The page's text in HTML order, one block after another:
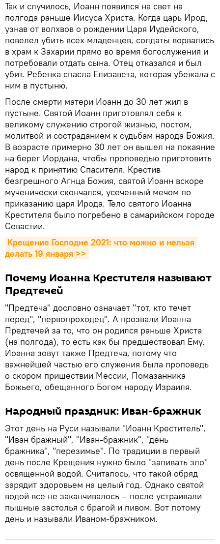
Так и случилось, Иоанн появился на свет на
полгода раньше Иисуса Христа. Когда царь Ирод,
узнав от волхвов о рождении Царя Иудейского,
повелел убить всех младенцев, солдаты ворвались
в храм к Захарии прямо во время богослужения и
потребовали отдать сына. Отец отказался и был
убит. Ребенка спасла Елизавета, которая убежала с
ним в пустыню.
После смерти матери Иоанн до 30 лет жил в
пустыне. Святой Иоанн приготовлял себя к
великому служению строгой жизнью, постом,
молитвой и состраданием к судьбам народа Божия.
В возрасте примерно 30 лет он вышел на покаяние
на берег Иордана, чтобы проповедью приготовить
народ к принятию Спасителя. Крестив
безгрешного Агнца Божия, святой Иоанн вскоре
мученически скончался, усеченный мечом по
приказанию царя Ирода. Тело святого Иоанна
Крестителя было погребено в самарийском городе
Севастии.
Крещение Господне 2021: что можно и нельзя
делать 19 января >>
Почему Иоанна Крестителя называют
Предтечей
"Предтеча" дословно означает "тот, кто течет
перед", "первопроходец". А прозвали Иоанна
Предтечей за то, что он родился раньше Христа
(на полгода), то есть как бы предшествовал Ему.
Иоанна зовут также Предтеча, потому что
важнейшей частью его служения была проповедь
о скором пришествии Мессии, Помазанника
Божьего, обещанного Богом народу Израиля.
Народный праздник: Иван-бражник
Этот день на Руси называли "Иоанн Креститель",
"Иван бражный", "Иван-бражник", "день
бражника", "перезимье". По традиции в первый
день после Крещения нужно было "запивать зло"
освященной водой. Считалось, что такой обряд
зарядит здоровьем на целый год. Однако святой
водой все не заканчивалось – после устраивали
пышные застолья с брагой и пивом. Вот потому
день и называли Иваном-бражником.